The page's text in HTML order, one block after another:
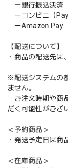
ー銀行振込決済
ーコンビニ（
ーAmazon Pay
【配送について】
・商品の配送先は
※配送システムの
ません。
ご注文時期や商
だく可能性がござ
＜予約商品＞
・発送予定日は商
＜在庫商品＞